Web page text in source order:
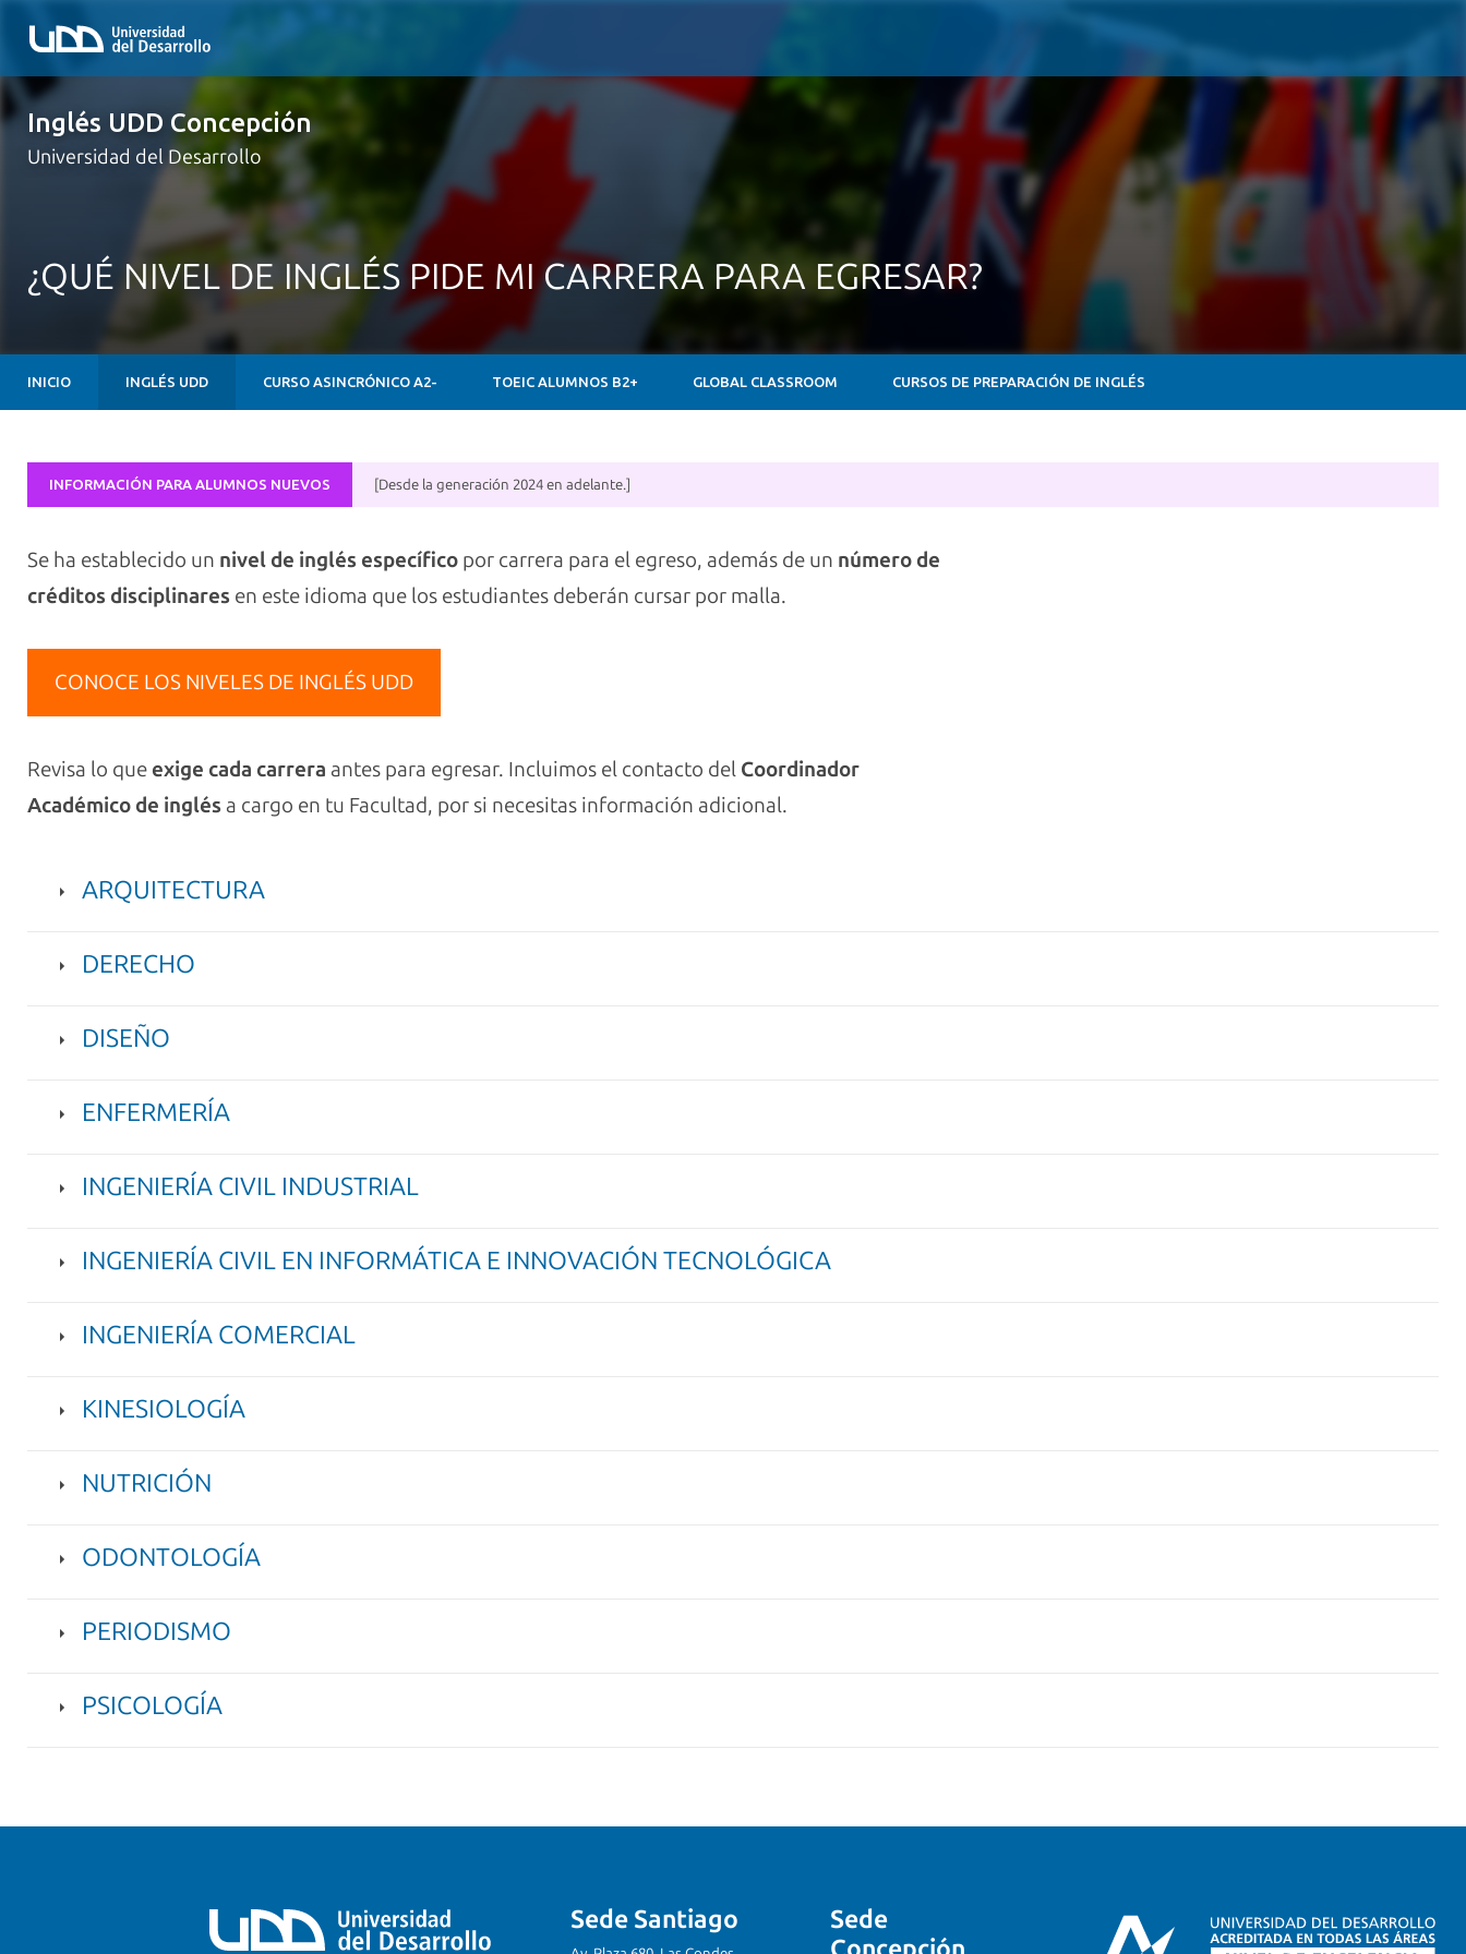
Inglés UDD Concepción
Universidad del Desarrollo
¿QUÉ NIVEL DE INGLÉS PIDE MI CARRERA PARA EGRESAR?
INICIO INGLÉS UDD CURSO ASINCRÓNICO A2- TOEIC ALUMNOS B2+ GLOBAL CLASSROOM CURSOS DE PREPARACIÓN DE INGLÉS
INFORMACIÓN PARA ALUMNOS NUEVOS [Desde la generación 2024 en adelante.]
Se ha establecido un nivel de inglés específico por carrera para el egreso, además de un número de
créditos disciplinares en este idioma que los estudiantes deberán cursar por malla.
CONOCE LOS NIVELES DE INGLÉS UDD
Revisa lo que exige cada carrera antes para egresar. Incluimos el contacto del Coordinador
Académico de inglés a cargo en tu Facultad, por si necesitas información adicional.
ARQUITECTURA
DERECHO
DISEÑO
ENFERMERÍA
INGENIERÍA CIVIL INDUSTRIAL
INGENIERÍA CIVIL EN INFORMÁTICA E INNOVACIÓN TECNOLÓGICA
INGENIERÍA COMERCIAL
KINESIOLOGÍA
NUTRICIÓN
ODONTOLOGÍA
PERIODISMO
PSICOLOGÍA
Sede Santiago
Sede